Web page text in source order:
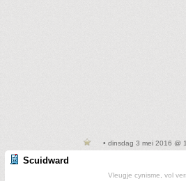
• dinsdag 3 mei 2016 @
Scuidward
Vleugje cynisme, vol